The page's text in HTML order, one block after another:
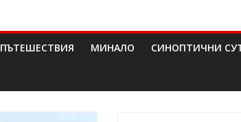
ПЪТЕШЕСТВИЯ МИНАЛО СИНОПТИЧНИ